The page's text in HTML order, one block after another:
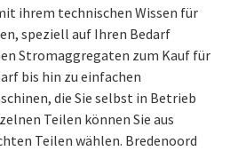
ihrem technischen Wissen für
speziell auf Ihren Bedarf
Stromaggregaten zum Kauf für
bis hin zu einfachen
die Sie selbst in Betrieb
Teilen können Sie aus
Teilen wählen. Bredenoord